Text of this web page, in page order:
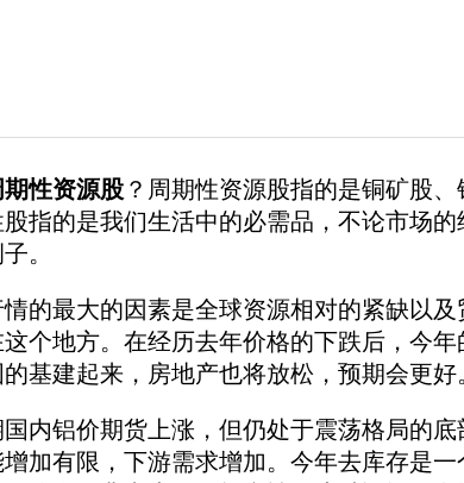
性资源股 ？周期性资源股指的是铜矿股
指的是我们生活中的必需品，不论市场
。
最大的因素是全球资源相对的紧缺以及
个地方。在经历去年价格的下跌后，今
基建起来，房地产也将放松，预期会更好
铝价期货上涨，但仍处于震荡格局的底
加有限，下游需求增加。今年去库存是